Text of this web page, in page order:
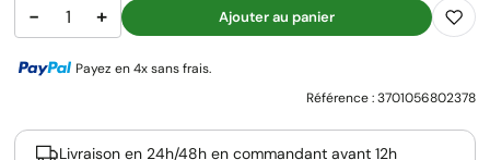
− + Ajouter au panier
Payez en 4x sans frais.
Référence :3701056802378
Livraison en 24h/48h en commandant avant 12h